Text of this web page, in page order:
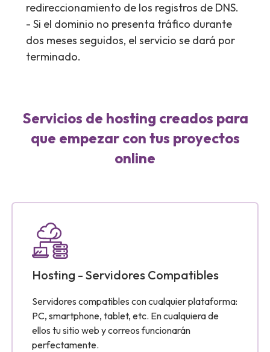
redireccionamiento de los registros de DNS.
- Si el dominio no presenta tráfico durante
dos meses seguidos, el servicio se dará por
terminado.
Servicios de hosting creados para
que empezar con tus proyectos
online
Hosting - Servidores Compatibles
Servidores compatibles con cualquier plataforma:
PC, smartphone, tablet, etc. En cualquiera de
ellos tu sitio web y correos funcionarán
perfectamente.